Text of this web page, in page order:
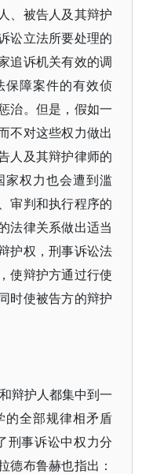
、被告人及其辩护
讼立法所要处理的
追诉机关有效的调
保障案件的有效侦
治。但是，假如一
不对这些权力做出
人及其辩护律师的
家权力也会遭到滥
审判和执行程序的
法律关系做出适当
护权，刑事诉讼法
使辩护方通过行使
时使被告方的辩护
辩护人都集中到一
的全部规律相矛盾
刑事诉讼中权力分
德布鲁赫也指出：